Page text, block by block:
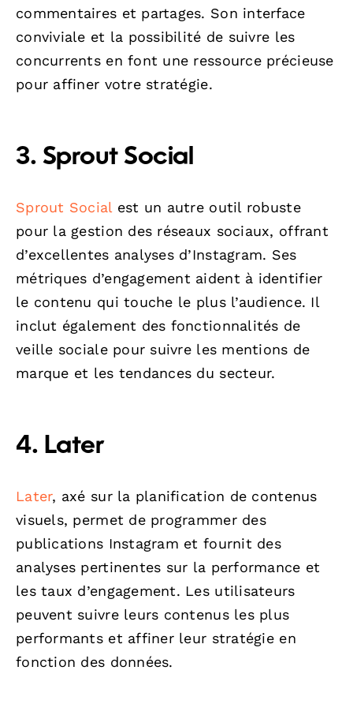
commentaires et partages. Son interface
conviviale et la possibilité de suivre les
concurrents en font une ressource précieuse
pour affiner votre stratégie.
3. Sprout Social
Sprout Social est un autre outil robuste
pour la gestion des réseaux sociaux, offrant
d’excellentes analyses d’Instagram. Ses
métriques d’engagement aident à identifier
le contenu qui touche le plus l’audience. Il
inclut également des fonctionnalités de
veille sociale pour suivre les mentions de
marque et les tendances du secteur.
4. Later
Later, axé sur la planification de contenus
visuels, permet de programmer des
publications Instagram et fournit des
analyses pertinentes sur la performance et
les taux d’engagement. Les utilisateurs
peuvent suivre leurs contenus les plus
performants et affiner leur stratégie en
fonction des données.